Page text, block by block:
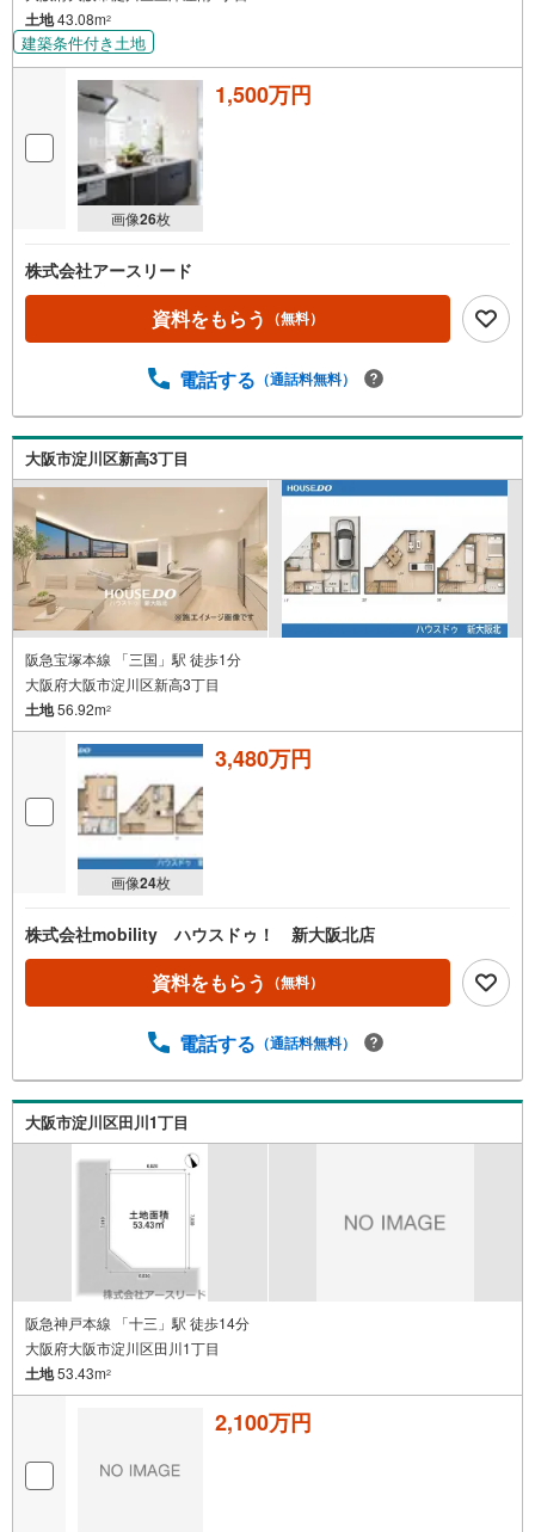
土地43.08m2
建築条件付き土地
画像26枚
1,500万円
株式会社アースリード
資料をもらう （無料）
電話する （通話料無料）
大阪市淀川区新高3丁目
阪急宝塚本線 「三国」駅 徒歩1分
大阪府大阪市淀川区新高3丁目
土地56.92m2
画像24枚
3,480万円
株式会社mobility ハウスドゥ！ 新大阪北店
資料をもらう （無料）
電話する （通話料無料）
大阪市淀川区田川1丁目
阪急神戸本線 「十三」駅 徒歩14分
大阪府大阪市淀川区田川1丁目
土地53.43m2
2,100万円